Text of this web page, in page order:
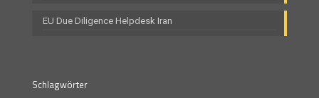
EU Due Diligence Helpdesk Iran
Schlagwörter